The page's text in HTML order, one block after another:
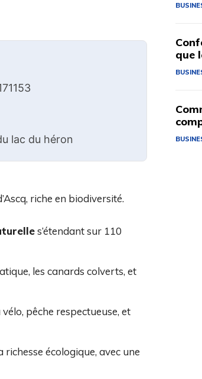
lac du héron
riche en biodiversité.
s’étendant sur 110
les canards colverts, et
pêche respectueuse, et
écologique, avec une
que